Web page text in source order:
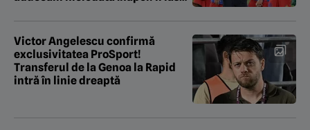
Victor Angelescu confirmă
exclusivitatea ProSport!
Transferul de la Genoa la Rapid
intră în linie dreaptă